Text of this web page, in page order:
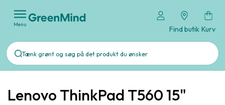
Menu
Find butik Kurv
Lenovo ThinkPad T560 15"